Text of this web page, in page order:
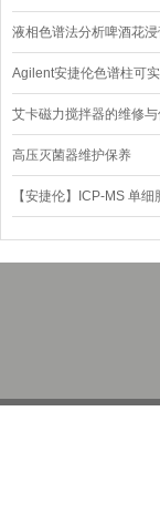
液相色谱法分析啤酒花
成分
Agilent安捷伦色谱柱可
级分离
艾卡磁力搅拌器的维修
高压灭菌器维护保养
【安捷伦】ICP-MS 单
析，附送解决方案